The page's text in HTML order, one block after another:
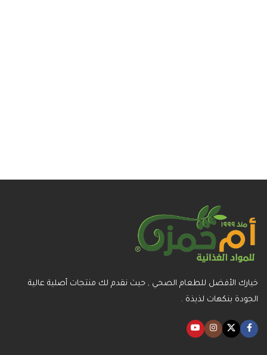
خيارك الأفضل للطعام الصحي , حيث نقدم لك منتجات أصلية عالية
الجودة بنكهات لذيذة .